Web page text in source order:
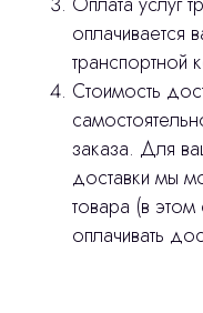
оплачивается
транспортной
Стоимость
заказа. Для
доставки мы
товара (в
оплачивать